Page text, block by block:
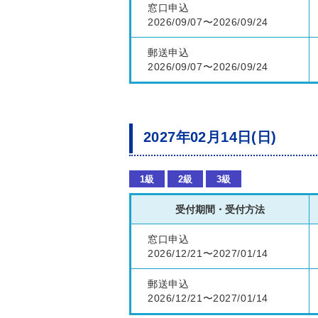
窓口申込
2026/09/07〜2026/09/24
郵送申込
2026/09/07〜2026/09/24
2027年02月14日(日)
1級 2級 3級
受付期間・受付方法
窓口申込
2026/12/21〜2027/01/14
郵送申込
2026/12/21〜2027/01/14